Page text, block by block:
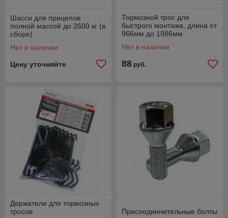
Шасси для прицепов
полной массой до 2600 кг (в
сборе)
Нет в наличии
Цену уточняйте
Тормозной трос для
быстрого монтажа, длина от
966мм до 1986мм
Нет в наличии
88 руб.
Держатели для тормозных
тросов
Присоединнительные болты